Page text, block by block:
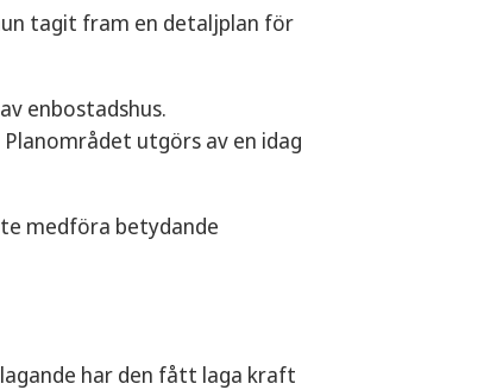
tagit fram en detaljplan för
enbostadshus.
utgörs av en idag
medföra betydande
har den fått laga kraft